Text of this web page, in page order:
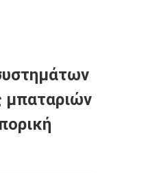
μπαταριών